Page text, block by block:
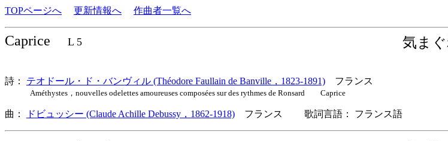
TOPページへ 更新情報へ 作曲者一覧へ
Caprice L 5 気ま
詩： テオドール・ド・バンヴィル (Théodore Faullain de Banville，1823-1891) フランス
Améthystes，nouvelles odelettes amoureuses composées sur des rythmes de Ronsard Caprice
曲： ドビュッシー (Claude Achille Debussy，1862-1918) フランス 歌詞言語： フランス語